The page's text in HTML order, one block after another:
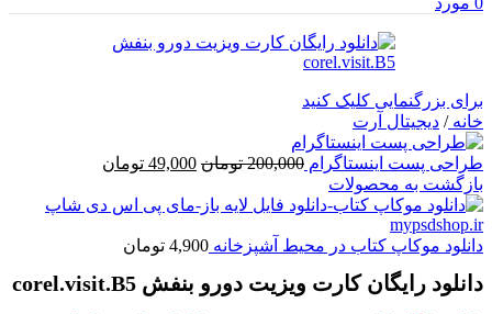
برای بزرگنمایی کلیک کنید
خانه/ دیجیتال آرت
طراحی پست اینستاگرام 200,000 تومان قیمت
200,000 تومان
49,000 تومان
49,000 تومان
بازگشت به محصولات
دانلود موکاپ کتاب در محیط آشپزخانه 4,900 تومان
دانلود رایگان کارت ویزیت دورو بنفش corel.visit.B5